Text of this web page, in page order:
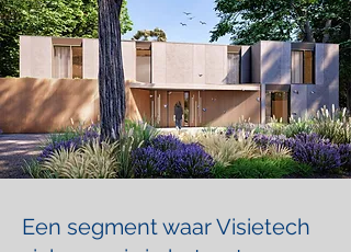
Een segment waar Visietech